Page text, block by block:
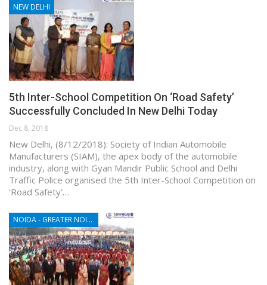
NEW DELHI
5th Inter-School Competition On ‘Road Safety’
Successfully Concluded In New Delhi Today
Dec 8, 2018
New Delhi, (8/12/2018): Society of Indian Automobile
Manufacturers (SIAM), the apex body of the automobile
industry, along with Gyan Mandir Public School and Delhi
Traffic Police organised the 5th Inter-School Competition on
‘Road Safety’…
NOIDA - GREATER NOIDA - YAMUNA EXPRESSWAY